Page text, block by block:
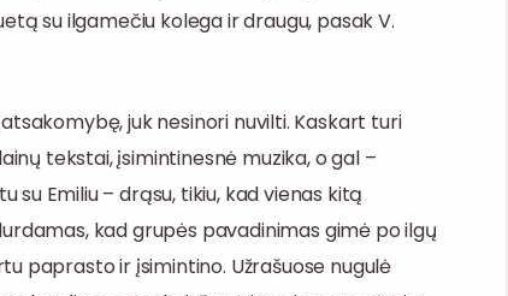
su ilgamečiu kolega ir draugu, pasak V.
juk nesinori nuvilti. Kaskart turi
tekstai, įsimintinesnė muzika, o gal –
Emiliu – drąsu, tikiu, kad vienas kitą
kad grupės pavadinimas gimė po ilgų
paprasto ir įsimintino. Užrašuose nugulė